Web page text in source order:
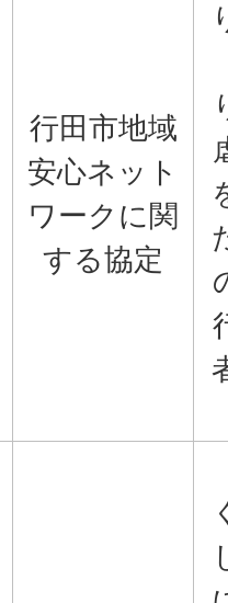
行田市地域
安心ネット
ワークに関
する協定